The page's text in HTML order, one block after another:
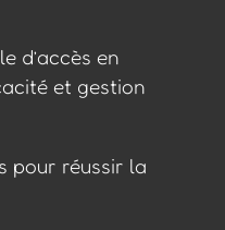
d’accès en
et gestion
pour réussir la